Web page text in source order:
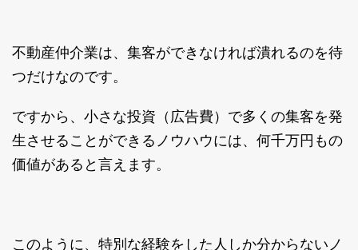
不動産仲介業は、集客ができなければ潰れるのを待
つだけなのです。
ですから、小さな投資（広告費）で多くの集客を発
生させることができるノウハウには、何千万円もの
価値があると言えます。
このように、特別な経験をした人しか分からないノ